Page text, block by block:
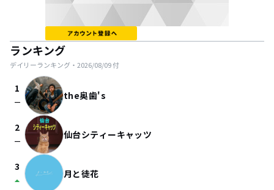
ランキング
デイリーランキング・ 2026/08/09付
1
check_indeterminate_small the奥歯's
2
check_indeterminate_small 仙台シティーキャッツ
3
arrow_drop_up 月と徒花